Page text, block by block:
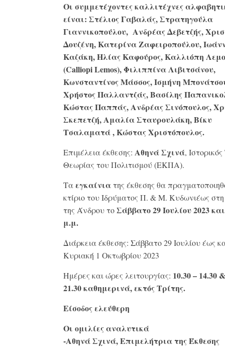
Οι συμμετέχοντες καλλιτέχνες
είναι: Στέλιος Γαβαλάς, Στρατηγούλα
Γιαννικοπούλου, Ανδρέας Δεβετζής,
Δουζένη, Κατερίνα Ζαφειροπούλου,
Καζάκη, Ηλίας Καφούρος, Καλλιόπη
(Calliopi Lemos), Φιλιππίνα Λιβιτσάνου,
Κωνσταντίνος Μάσσος, Ισμήνη
Χρήστος Παλλαντζάς, Βασίλης
Κώστας Παππάς, Ανδρέας Σινόπουλος,
Σκεπετζή, Αμαλία Σταυρουλάκη, Βίκυ
Τσαλαματά , Κώστας Χριστόπουλος.
Επιμέλεια έκθεσης: Αθηνά Σχινά,
Θεωρίας του Πολιτισμού (ΕΚΠΑ).
Ταεγκαίνιατης έκθεσης θα
κτίριο του Ιδρύματος Π. & Μ. Κυδωνιέως
της Άνδρου τοΣάββατο 29 Ιουλίου 2023
μ.μ.
Διάρκεια έκθεσης: Σάββατο 29 Ιουλίου έως
Κυριακή 1 Οκτωβρίου 2023
Ημέρες και ώρες λειτουργίας: 10.30 – 14.30
21.30 καθημερινά, εκτός Τρίτης.
Είσοδος ελεύθερη
Οι ομιλίες αναλυτικά
-Αθηνά Σχινά,Επιμελήτρια της Έκθεσης